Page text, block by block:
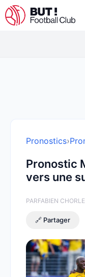
Aller
au
Pronostics›
Pronostic
vers une
PARFABIEN
🔗 Partager